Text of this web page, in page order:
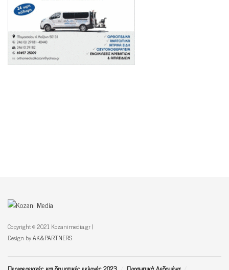
Copyright © 2021 Kozanimedia.gr |
Design byAK&PARTNERS